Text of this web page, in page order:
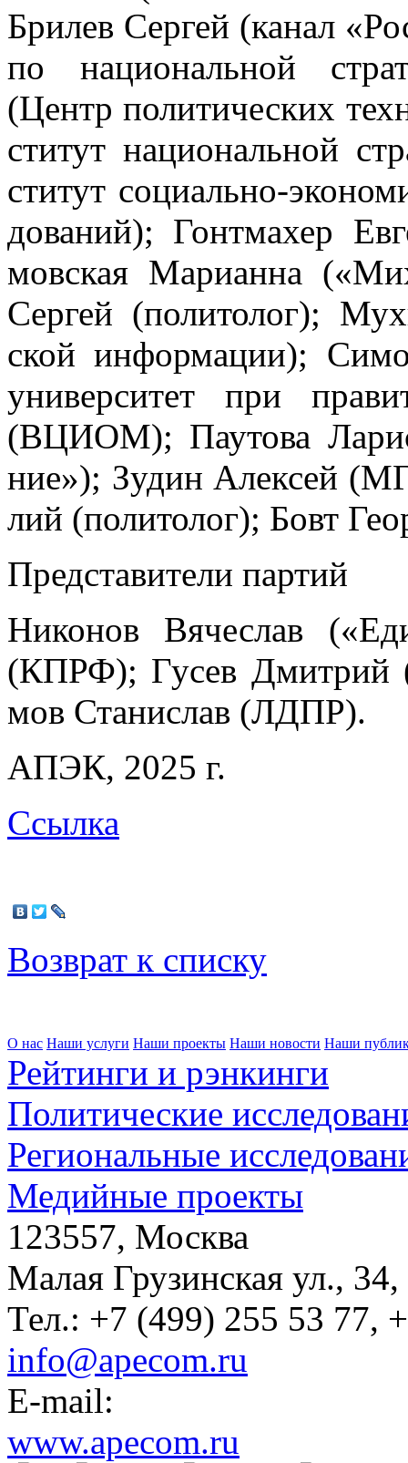
Бри­лев Сер­гей (ка­нал
по на­ци­о­наль­ной
(Центр по­ли­ти­че­ских
сти­тут на­ци­о­наль­ной
сти­тут со­ци­аль­но-
до­ва­ний); Гонт­ма­хер
мов­ская Ма­ри­ан­на
Сер­гей (по­ли­то­лог);
ской ин­фор­ма­ции);
уни­вер­си­тет при
(ВЦИ­ОМ); Па­у­то­ва
ние»); Зу­дин Алек­сей
лий (по­ли­то­лог); Бовт
Пред­ста­ви­те­ли пар­тий
Ни­ко­нов Вя­че­слав
(КПРФ); Гу­сев Дмит­рий
мов Ста­ни­слав (ЛДПР).
АПЭК, 2025 г.
Ссылка
Возврат к списку
О нас Наши услуги Наши проекты Наши новости Наши
Рейтинги и рэнкинги
Политические
Региональные
Медийные проекты
123557, Москва
Малая Грузинская ул.,
Тел.: +7 (499) 255 53 77,
info@apecom.ru
E-mail:
www.apecom.ru